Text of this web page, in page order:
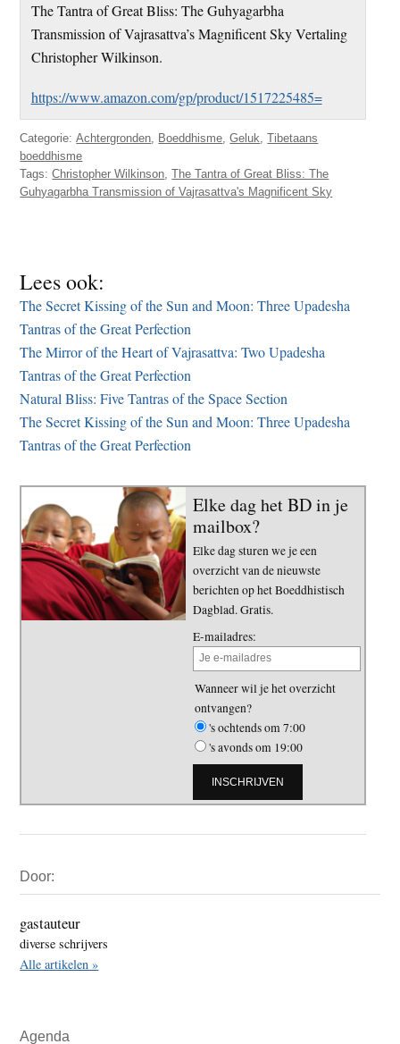
The Tantra of Great Bliss: The Guhyagarbha
Transmission of Vajrasattva’s Magnificent Sky Vertaling
Christopher Wilkinson.
https://www.amazon.com/gp/product/1517225485=
Categorie:Achtergronden Boeddhisme ,Geluk ,Tibetaans
boeddhisme
Tags:Christopher Wilkinson ,The Tantra of Great Bliss: The
Guhyagarbha Transmission of Vajrasattva's Magnificent Sky
Lees ook:
The Secret Kissing of the Sun and Moon: Three Upadesha
Tantras of the Great Perfection
The Mirror of the Heart of Vajrasattva: Two Upadesha
Tantras of the Great Perfection
Natural Bliss: Five Tantras of the Space Section
The Secret Kissing of the Sun and Moon: Three Upadesha
Tantras of the Great Perfection
Elke dag het BD in je
mailbox?
Elke dag sturen we je een
overzicht van de nieuwste
berichten op het Boeddhistisch
Dagblad. Gratis.
E-mailadres:
Wanneer wil je het overzicht
ontvangen?
's ochtends om 7:00
's avonds om 19:00
Sidebar
Door:
gastauteur
diverse schrijvers
Alle artikelen »
Agenda